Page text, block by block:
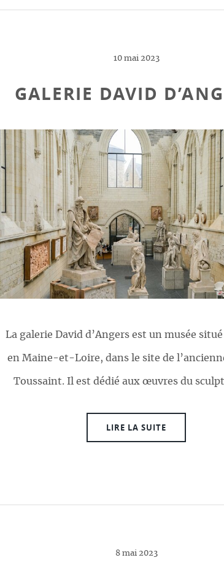
10 mai 2023
GALERIE DAVID
La galerie David d’Angers est un musée
en Maine-et-Loire, dans le site de
Toussaint. Il est dédié aux œuvres du
LIRE LA SUITE
8 mai 2023